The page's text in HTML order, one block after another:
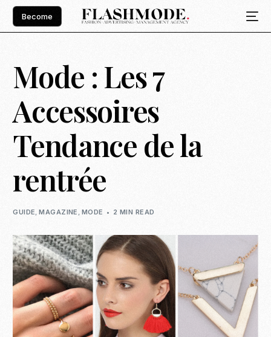
Become
Mode : Les 7
Accessoires
Tendance de la
rentrée
GUIDE,MAGAZINE , MODE 2 MIN READ